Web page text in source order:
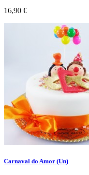
Preço
16,90 €
Carnaval do Amor (Un)